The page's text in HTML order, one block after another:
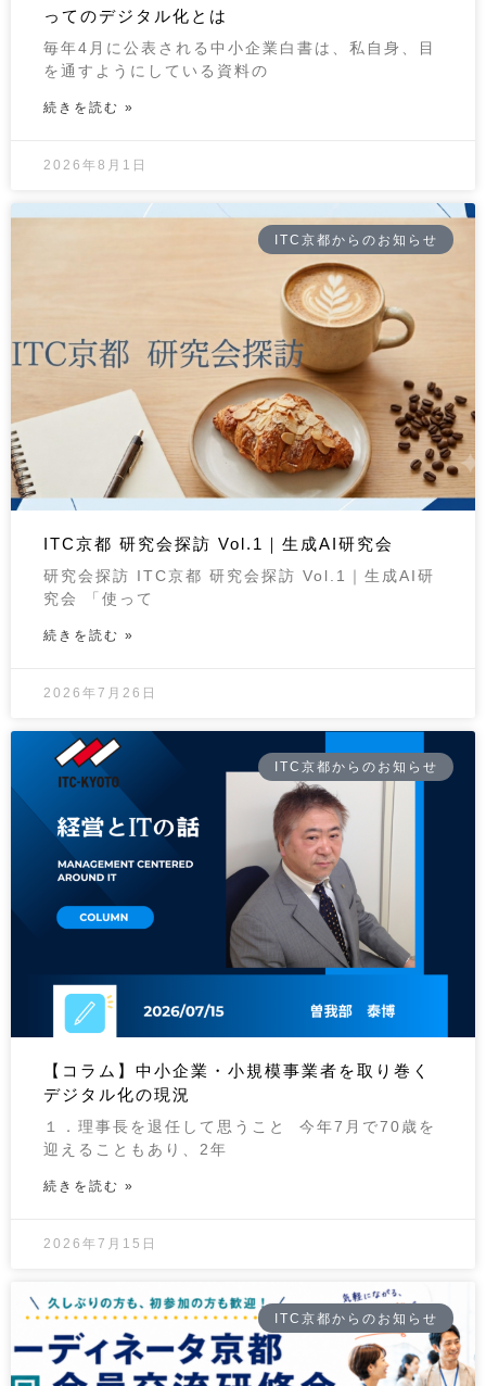
ってのデジタル化とは
毎年4月に公表される中小企業白書は、私自身、目
を通すようにしている資料の
続きを読む »
2026年8月1日
ITC京都からのお知らせ
ITC京都 研究会探訪 Vol.1｜生成AI研究会
研究会探訪 ITC京都 研究会探訪 Vol.1｜生成AI研
究会 「使って
続きを読む »
2026年7月26日
ITC京都からのお知らせ
【コラム】中小企業・小規模事業者を取り巻く
デジタル化の現況
１．理事長を退任して思うこと 今年7月で70歳を
迎えることもあり、2年
続きを読む »
2026年7月15日
ITC京都からのお知らせ